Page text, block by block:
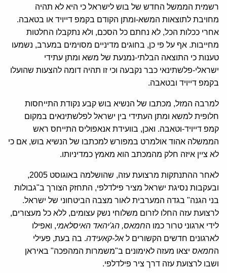
רשמית הממשל החדש של בוש לישראל כי היא לא תהיה
מחויבת לתוצאות המשא-ומתן הקודם בקמפ דייויד או בטאבה.
אחרי ככלות הכל, לא נחתם כל הסכם, ולא נתקבלו החלטות
מחייבות. אף על פי כן, בחוגים מדיניים מסוימים במערב, נשמעו
טענות כי התוצאה הבלתי-נמנעת של משא ומתן עתידי
ישראלי-פלשתינאי כבר נקבעה וכי זו תהיה דומה להצעות שהועלו
בקמפ דייויד ובטאבה.
למרבה המזל, מכתבו של הנשיא בוש קבע נקודת התייחסות
חלופית למשא ומתן העתידי בין ישראל לפלשתינאים במקום
קמפ דייויד-וטאבה. ואכן, בוועידת אנאפוליס התייחס ראש
הממשלה אהוד אולמרט במפורש למכתבו של הנשיא בוש, אם כי
לא ציין איזה חלק מהמכתב הוא מאמץ כמדיניותו.
לאחר ההתנתקות מרצועת עזה, שהושלמה באוגוסט 2005,
ובעקבות נסיגת ישראל מציר פילדלפי, התחזק הצורך ב"גבולות
בני הגנה" בגדה המערבית לאור מצבה הביטחוני של ישראל.
לרצועת עזה החלו לזרום משלוחי נשק עצומים, ללא כל מעצורים,
לידי ארגוני טרור כמו החמאס, הג'יהאד האיסלאמי, ואפילו
לארגונים חדשים הקשורים לאל-קאעידה. בה בעת, פעילי
החמאס יצאו מעזה לאימונים ב"משמרות המהפכה" באיראן
ושבו לרצועת עזה דרך ציר פילדלפי.